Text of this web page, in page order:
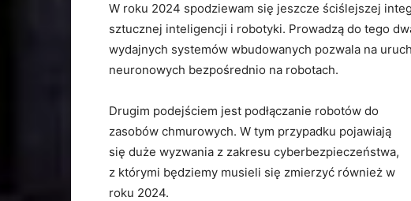
W roku 2024 spodziewam się jeszcze ściślejszej
sztucznej inteligencji i robotyki. Prowadzą do tego
wydajnych systemów wbudowanych pozwala na
neuronowych bezpośrednio na robotach.
Drugim podejściem jest podłączanie robotów do
zasobów chmurowych. W tym przypadku pojawiają
się duże wyzwania z zakresu cyberbezpieczeństwa,
z którymi będziemy musieli się zmierzyć również w
roku 2024.